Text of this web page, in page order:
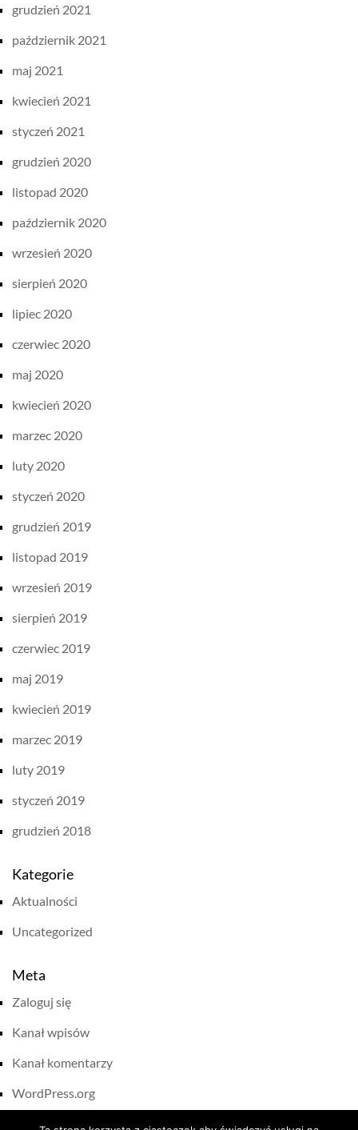
grudzień 2021
październik 2021
maj 2021
kwiecień 2021
styczeń 2021
grudzień 2020
listopad 2020
październik 2020
wrzesień 2020
sierpień 2020
lipiec 2020
czerwiec 2020
maj 2020
kwiecień 2020
marzec 2020
luty 2020
styczeń 2020
grudzień 2019
listopad 2019
wrzesień 2019
sierpień 2019
czerwiec 2019
maj 2019
kwiecień 2019
marzec 2019
luty 2019
styczeń 2019
grudzień 2018
Kategorie
Aktualności
Uncategorized
Meta
Zaloguj się
Kanał wpisów
Kanał komentarzy
WordPress.org